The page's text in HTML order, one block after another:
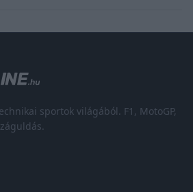
sportok világából. F1, MotoGP,